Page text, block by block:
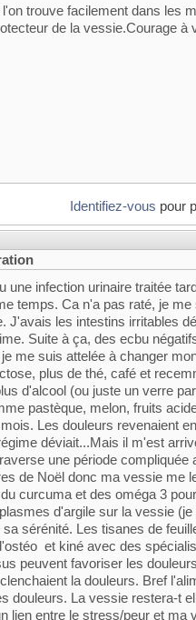
trouve facilement dans les
de la vessie.Courage à
Identifiez-vous pour
une infection urinaire traitée
temps. Ca n'a pas raté, je
J'avais les intestins irritables
Suite à ça, des ecbu
me suis attelée à changer
plus de thé, café et
d'alcool (ou juste un verre
pastèque, melon, fruits
Les douleurs revenaient
déviait...Mais il m'est
une période compliquée
de Noël donc ma vessie me
curcuma et des oméga 3
d'argile sur la vessie
sérénité. Les tisanes de
et kiné avec des
peuvent favoriser les
la douleurs. Bref
douleurs. La vessie restera-t
lien entre le stress/peur et ma